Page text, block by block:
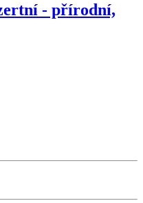
- přírodní,